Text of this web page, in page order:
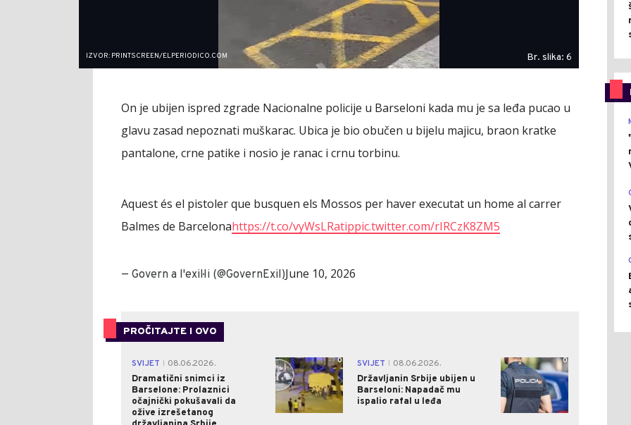
IZVOR: PRINTSCREEN/ELPERIODICO.COM Br. slika: 6
On je ubijen ispred zgrade Nacionalne policije u Barseloni kada mu je sa leđa pucao u
glavu zasad nepoznati muškarac. Ubica je bio obučen u bijelu majicu, braon kratke
pantalone, crne patike i nosio je ranac i crnu torbinu.
Aquest és el pistoler que busquen els Mossos per haver executat un home al carrer
Balmes de Barcelonahttps://t.co/vyWsLRatippic.twitter.com/rIRCzK8ZM5
— Govern a l'exil·li (@GovernExil)June 10, 2026
PROČITAJTE I OVO
SVIJET
08.06.2026.
Dramatični snimci iz
Barselone: Prolaznici
očajnički pokušavali da
ožive izrešetanog
0 SVIJET
08.06.2026.
Državljanin Srbije ubijen u
Barseloni: Napadač mu
ispalio rafal u leđa
0